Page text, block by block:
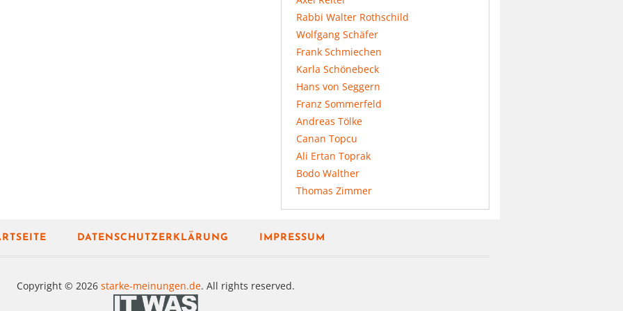
Rabbi Walter Rothschild
Wolfgang Schäfer
Frank Schmiechen
Karla Schönebeck
Hans von Seggern
Franz Sommerfeld
Andreas Tölke
Canan Topcu
Ali Ertan Toprak
Bodo Walther
Thomas Zimmer
DATENSCHUTZERKLÄRUNG IMPRESSUM
Copyright © 2026 starke-meinungen.de. All rights reserved.